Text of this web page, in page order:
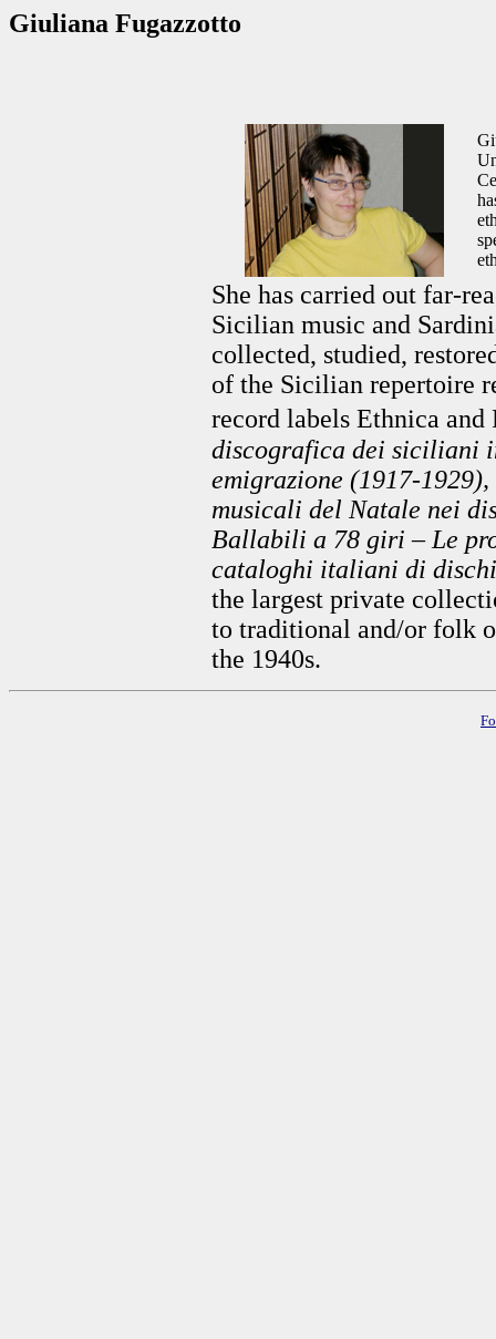
Giuliana Fugazzotto
She has carried out far-
Sicilian music and
collected, studied,
of the Sicilian repertoire
record labels Ethnica
discografica dei siciliani
emigrazione (1917-
musicali del Natale nei
Ballabili a 78 giri – Le
cataloghi italiani di
the largest private
to traditional and/or folk
the 1940s.